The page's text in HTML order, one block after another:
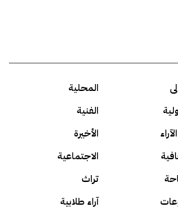
المحلية
الفنية
الأخيرة
الاجتماعية
تراث
آراء طلابية